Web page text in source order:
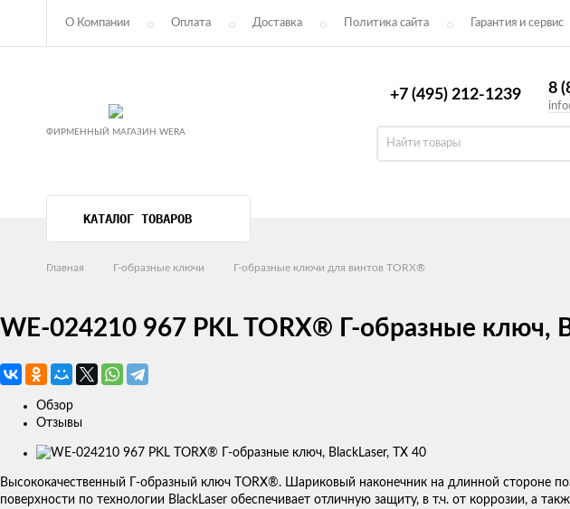
О Компании Оплата Доставка Политика сайта Гарантия и сервис
ФИРМЕННЫЙ МАГАЗИН WERA
+7 (495) 212-1239 8
КАТАЛОГ ТОВАРОВ
Главная Г-образные ключи Г-образные ключи для винтов TORX®
WE-024210 967 PKL TORX® Г-образные ключ,
Обзор
Отзывы
Изображения
товаров
Высококачественный Г-образный ключ TORX®. Шариковый наконечник на длинной стороне
поверхности по технологии BlackLaser обеспечивает отличную защиту, в т.ч. от коррозии, а